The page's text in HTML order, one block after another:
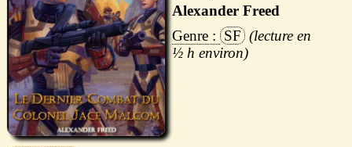
Alexander Freed
SF
½ h